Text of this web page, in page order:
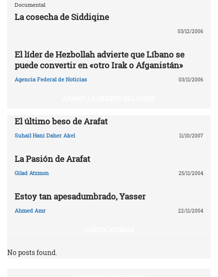
Documental
La cosecha de Siddiqine
03/12/2006
El líder de Hezbollah advierte que Líbano se
puede convertir en «otro Irak o Afganistán»
Agencia Federal de Noticias 03/11/2006
El último beso de Arafat
Suhail Hani Daher Akel 11/10/2007
La Pasión de Arafat
Gilad Atzmon 25/11/2004
Estoy tan apesadumbrado, Yasser
Ahmed Amr 22/11/2004
No posts found.